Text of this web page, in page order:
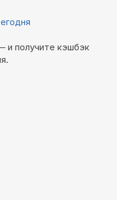
и получите кэшбэк